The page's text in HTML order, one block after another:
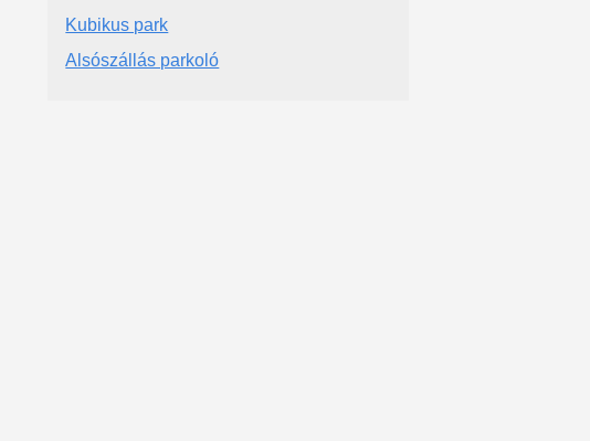
Kubikus park
Alsószállás parkoló